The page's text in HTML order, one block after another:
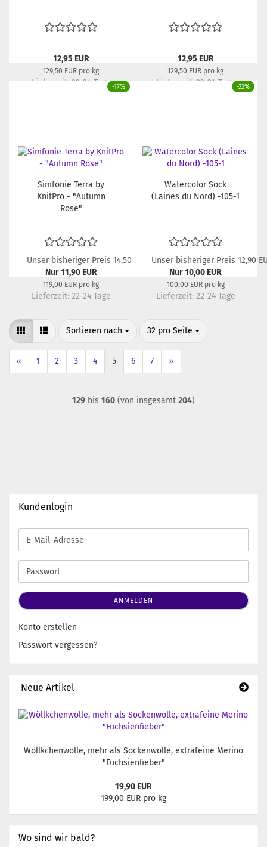
12,95 EUR
129,50 EUR pro kg
Lieferzeit: 22-24 Tage
12,95 EUR
129,50 EUR pro kg
Lieferzeit: 22-24 Tage
-17%
Simfonie Terra by
KnitPro - "Autumn
Rose"
Unser bisheriger Preis 14,50 EUR
Nur 11,90 EUR
119,00 EUR pro kg
Lieferzeit: 22-24 Tage
-22%
Watercolor Sock
(Laines du Nord) -105-1
Unser bisheriger Preis 12,90
Nur 10,00 EUR
100,00 EUR pro kg
Lieferzeit: 22-24 Tage
Sortieren nach
Sortieren nach 32 pro Seite
pro Seite
« 1 2 3 4 5 6 7 »
129 bis 160 (von insgesamt 204)
Kundenlogin
E-
Mail-
Adresse
Passwort
ANMELDEN
Konto erstellen
Passwort vergessen?
Neue Artikel
Wöllkchenwolle, mehr als Sockenwolle, extrafeine Merino
"Fuchsienfieber"
19,90 EUR
199,00 EUR pro kg
Wo sind wir bald?